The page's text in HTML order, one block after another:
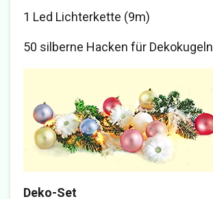
1 Led Lichterkette (9m)
50 silberne Hacken für Dekokugeln
Deko-Set